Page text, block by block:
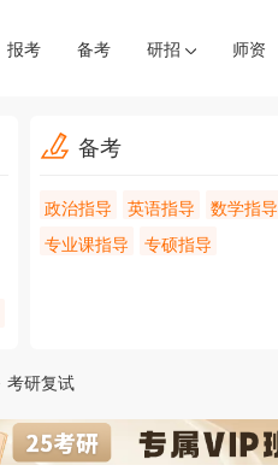
报考 备考 研招 师资
备考
政治指导 英语指导
数学指导
专业课指导
专硕指导
考研复试